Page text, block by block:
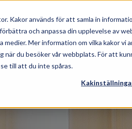
Kakor används för att samla in
och anpassa din upplevelse av
medier. Mer information om vilka kakor
när du besöker vår webbplats. För att
till att du inte spåras.
MAD & DRIKKE FOR